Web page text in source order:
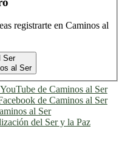
registrarte en Caminos al
al Ser